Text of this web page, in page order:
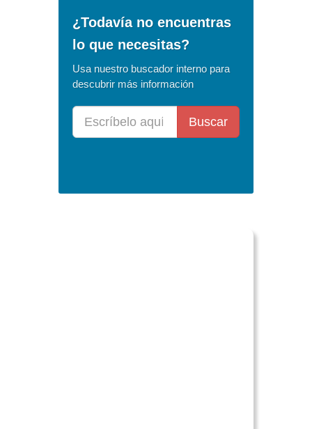
¿Todavía no encuentras
lo que necesitas?
Usa nuestro buscador interno para
descubrir más información
Buscar